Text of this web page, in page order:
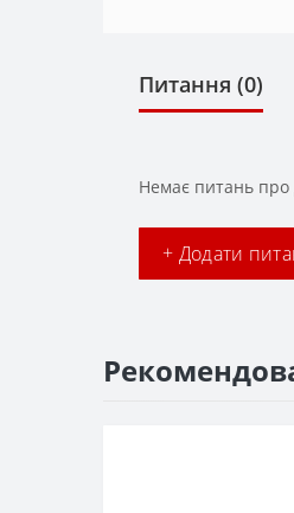
Питання (0)
Немає питань про
+ Додати